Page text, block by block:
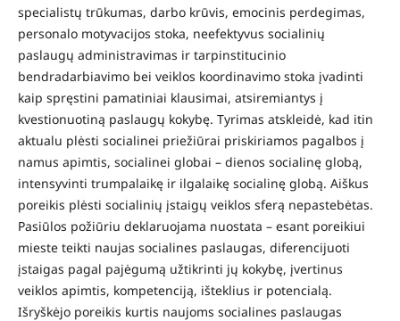
specialistų trūkumas, darbo krūvis, emocinis perdegimas,
personalo motyvacijos stoka, neefektyvus socialinių
paslaugų administravimas ir tarpinstitucinio
bendradarbiavimo bei veiklos koordinavimo stoka įvadinti
kaip spręstini pamatiniai klausimai, atsiremiantys į
kvestionuotiną paslaugų kokybę. Tyrimas atskleidė, kad itin
aktualu plėsti socialinei priežiūrai priskiriamos pagalbos į
namus apimtis, socialinei globai – dienos socialinę globą,
intensyvinti trumpalaikę ir ilgalaikę socialinę globą. Aiškus
poreikis plėsti socialinių įstaigų veiklos sferą nepastebėtas.
Pasiūlos požiūriu deklaruojama nuostata – esant poreikiui
mieste teikti naujas socialines paslaugas, diferencijuoti
įstaigas pagal pajėgumą užtikrinti jų kokybę, įvertinus
veiklos apimtis, kompetenciją, išteklius ir potencialą.
Išryškėjo poreikis kurtis naujoms socialines paslaugas